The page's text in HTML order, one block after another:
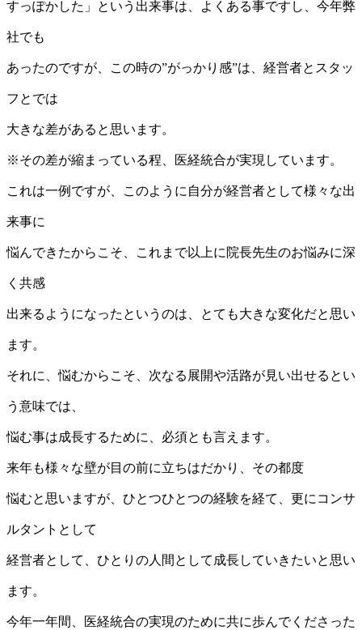
すっぽかした」という出来事は、よくある事ですし、今年弊
社でも
あったのですが、この時の”がっかり感”は、経営者とスタッ
フとでは
大きな差があると思います。
※その差が縮まっている程、医経統合が実現しています。
これは一例ですが、このように自分が経営者として様々な出
来事に
悩んできたからこそ、これまで以上に院長先生のお悩みに深
く共感
出来るようになったというのは、とても大きな変化だと思い
ます。
それに、悩むからこそ、次なる展開や活路が見い出せるとい
う意味では、
悩む事は成長するために、必須とも言えます。
来年も様々な壁が目の前に立ちはだかり、その都度
悩むと思いますが、ひとつひとつの経験を経て、更にコンサ
ルタントとして
経営者として、ひとりの人間として成長していきたいと思い
ます。
今年一年間、医経統合の実現のために共に歩んでくださった